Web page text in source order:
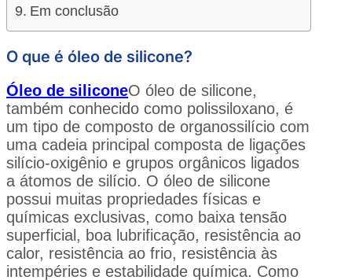
Em conclusão
O que é óleo de silicone?
Óleo de siliconeO óleo de silicone,
também conhecido como polissiloxano, é
um tipo de composto de organossilício com
uma cadeia principal composta de ligações
silício-oxigênio e grupos orgânicos ligados
a átomos de silício. O óleo de silicone
possui muitas propriedades físicas e
químicas exclusivas, como baixa tensão
superficial, boa lubrificação, resistência ao
calor, resistência ao frio, resistência às
intempéries e estabilidade química. Como